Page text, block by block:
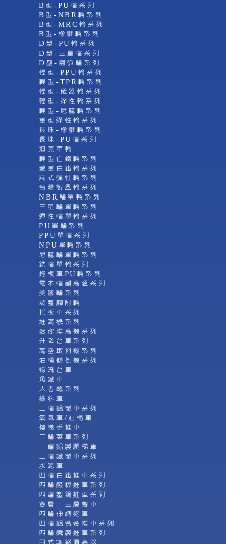
B型-PU輪系列
B型-NBR輪系列
B型-MRC輪系列
B型-橡膠輪系列
D型-PU輪系列
D型-三星輪系列
D型-圓弧輪系列
輕型-PPU輪系列
輕型-TPR輪系列
輕型-儀器輪系列
輕型-彈性輪系列
輕型-尼龍輪系列
重型彈性輪系列
長珠-橡膠輪系列
長珠-PU輪系列
坦克車輪
輕型白鐵輪系列
載重白鐵輪系列
風式彈性輪系列
台灣製風輪系列
NBR輪單輪系列
三星輪單輪系列
彈性輪單輪系列
PU單輪系列
PPU單輪系列
NPU單輪系列
尼龍輪單輪系列
銑輪單輪系列
拖板車PU輪系列
電木輪耐高溫系列
美國輪系列
調整腳附輪
托板車系列
堆高機系列
迷你堆高機系列
升降台車系列
高空取料機系列
油桶傾倒機系列
物流台車
角鐵車
人者龜系列
撿料車
二輪鋁製車系列
氧氣車/油桶車
樓梯手推車
二輪菜車系列
二輪鋁製爬梯車
二輪鐵製車系列
水泥車
四輪白鐵推車系列
四輪錏板推車系列
四輪塑鋼推車系列
雙層、三層餐車
四輪伸縮鋁車
四輪鋁合金推車系列
四輪鐵製推車系列